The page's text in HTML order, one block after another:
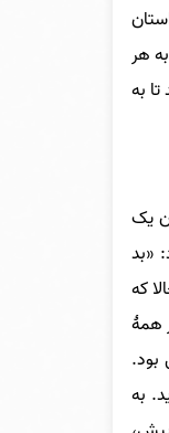
هر
به
یک
«بد
که
همۀ
بود.
به